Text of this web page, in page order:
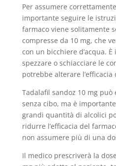
Per assumere correttamente
importante seguire le
farmaco viene solitamente
compresse da 10 mg, che
con un bicchiere d’acqua.
spezzare o schiacciare le
potrebbe alterare l’efficacia
Tadalafil sandoz 10 mg può
senza cibo, ma è
grandi quantità di alcolici
ridurre l’efficacia del
non assumere più di una
Il medico prescriverà la